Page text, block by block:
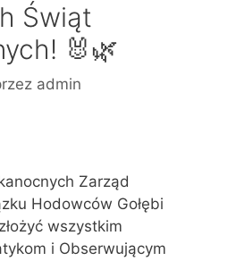
Świąt
🐰🌿
admin
Zarząd
Hodowców Gołębi
wszystkim
i Obserwującym